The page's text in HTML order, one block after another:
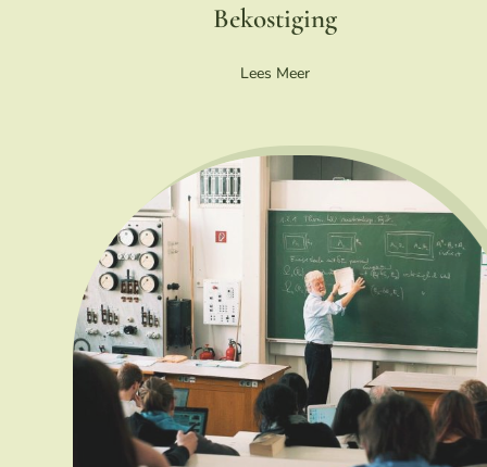
Bekostiging
Lees Meer